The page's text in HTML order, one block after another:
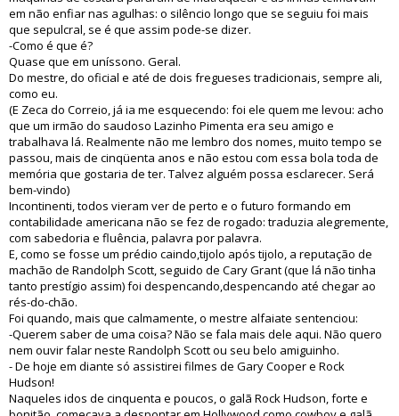
em não enfiar nas agulhas: o silêncio longo que se seguiu foi mais
que sepulcral, se é que assim pode-se dizer.
-Como é que é?
Quase que em uníssono. Geral.
Do mestre, do oficial e até de dois fregueses tradicionais, sempre ali,
como eu.
(E Zeca do Correio, já ia me esquecendo: foi ele quem me levou: acho
que um irmão do saudoso Lazinho Pimenta era seu amigo e
trabalhava lá. Realmente não me lembro dos nomes, muito tempo se
passou, mais de cinqüenta anos e não estou com essa bola toda de
memória que gostaria de ter. Talvez alguém possa esclarecer. Será
bem-vindo)
Incontinenti, todos vieram ver de perto e o futuro formando em
contabilidade americana não se fez de rogado: traduzia alegremente,
com sabedoria e fluência, palavra por palavra.
E, como se fosse um prédio caindo,tijolo após tijolo, a reputação de
machão de Randolph Scott, seguido de Cary Grant (que lá não tinha
tanto prestígio assim) foi despencando,despencando até chegar ao
rés-do-chão.
Foi quando, mais que calmamente, o mestre alfaiate sentenciou:
-Querem saber de uma coisa? Não se fala mais dele aqui. Não quero
nem ouvir falar neste Randolph Scott ou seu belo amiguinho.
- De hoje em diante só assistirei filmes de Gary Cooper e Rock
Hudson!
Naqueles idos de cinquenta e poucos, o galã Rock Hudson, forte e